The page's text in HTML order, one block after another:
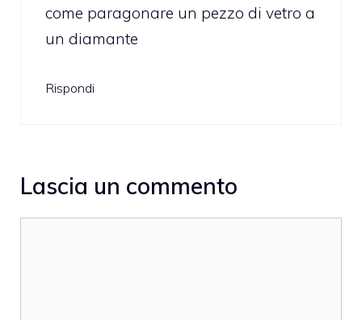
come paragonare un pezzo di vetro a
un diamante
Rispondi
Lascia un commento